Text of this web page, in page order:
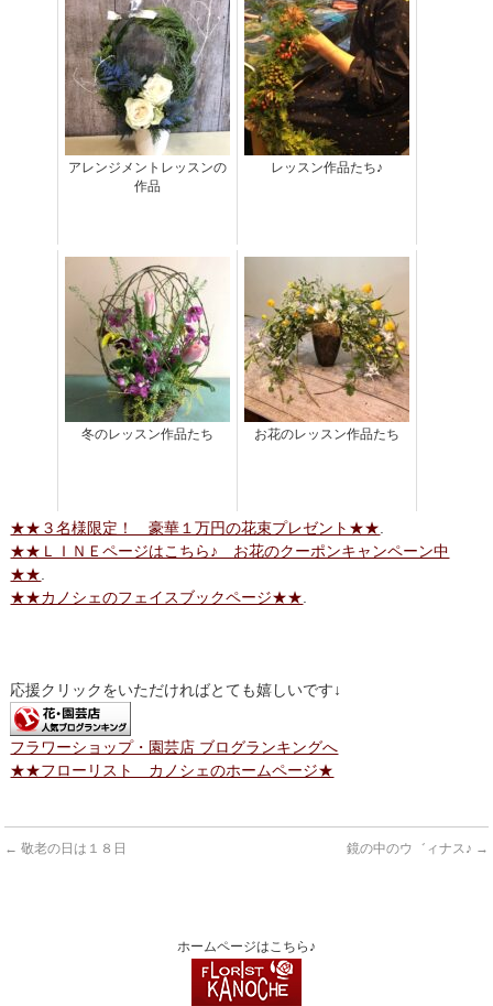
アレンジメントレッスンの
作品
レッスン作品たち♪
冬のレッスン作品たち お花のレッスン作品たち
★★３名様限定！ 豪華１万円の花束プレゼント★★
★★ＬＩＮＥページはこちら♪ お花のクーポンキャンペーン中
★★
★★カノシェのフェイスブックページ★★
応援クリックをいただければとても嬉しいです↓
フラワーショップ・園芸店 ブログランキングへ
★★フローリスト カノシェのホームページ★
← 敬老の日は１８日 鏡の中のウ゛ィナス♪ →
ホームページはこちら♪